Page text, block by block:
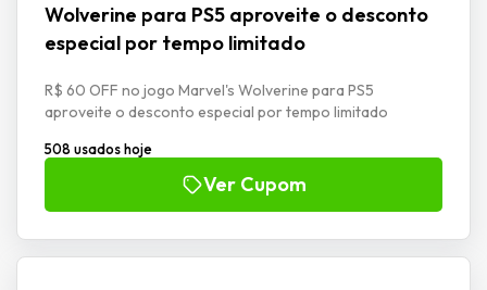
Wolverine para PS5 aproveite o desconto
especial por tempo limitado
R$ 60 OFF no jogo Marvel's Wolverine para PS5
aproveite o desconto especial por tempo limitado
508 usados hoje
Ver Cupom